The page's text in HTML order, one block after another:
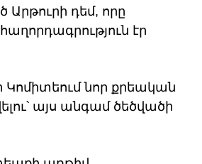
Արթուրի դեմ, որը
էր
Կոմիտեում նոր քրեական
այս անգամ ծեծվածի